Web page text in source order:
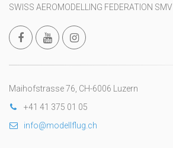
SWISS AEROMODELLING FEDERATION SMV
Maihofstrasse 76, CH-6006 Luzern
+41 41 375 01 05
info@modellflug.ch